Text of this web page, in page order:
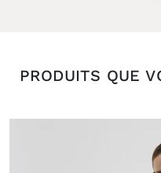
PRODUITS QUE